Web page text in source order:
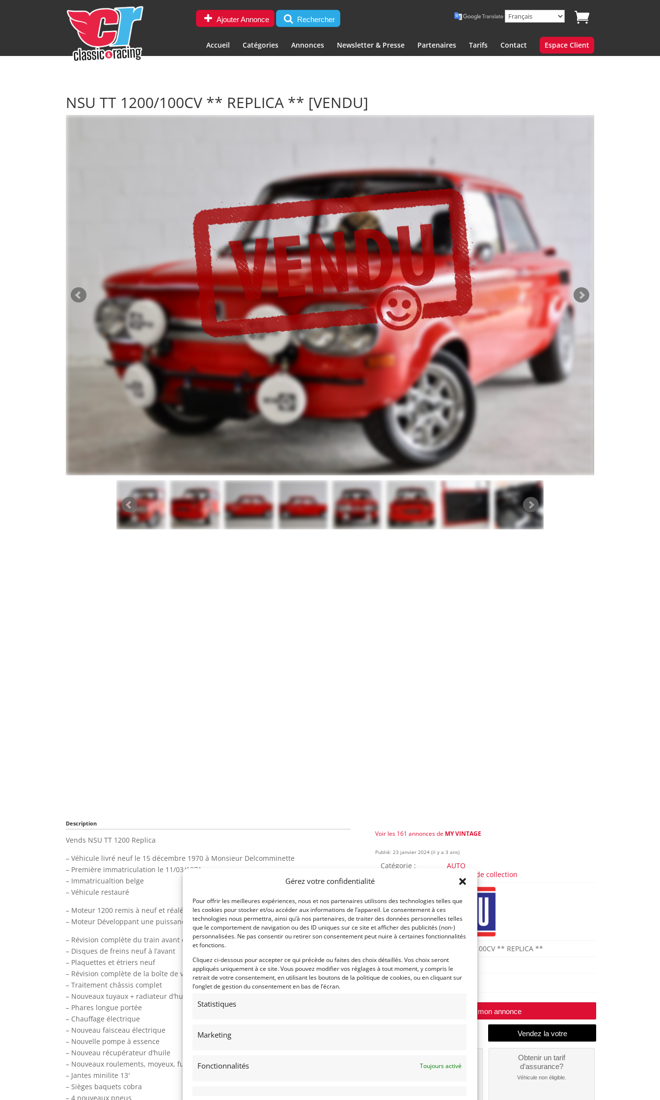
Gérez votre confidentialité
Pour offrir les meilleures expériences, nous et nos partenaires utilisons des technologies telles que
les cookies pour stocker et/ou accéder aux informations de l’appareil. Le consentement à ces
technologies nous permettra, ainsi qu’à nos partenaires, de traiter des données personnelles telles
que le comportement de navigation ou des ID uniques sur ce site et afficher des publicités (non-)
personnalisées. Ne pas consentir ou retirer son consentement peut nuire à certaines fonctionnalités
et fonctions.
Cliquez ci-dessous pour accepter ce qui précède ou faites des choix détaillés. Vos choix seront
appliqués uniquement à ce site. Vous pouvez modifier vos réglages à tout moment, y compris le
retrait de votre consentement, en utilisant les boutons de la politique de cookies, ou en cliquant sur
l’onglet de gestion du consentement en bas de l’écran.
Statistiques
Marketing
Fonctionnalités Toujours activé
Ajouter Annonce Rechercher
Accueil Catégories Annonces Newsletter & Presse Partenaires Tarifs Contact Espace Client
NSU TT 1200/100CV ** REPLICA ** [VENDU]
Description
Vends NSU TT 1200 Replica
– Véhicule livré neuf le 15 décembre 1970 à Monsieur Delcomminette
– Première immatriculation le 11/03/1971
– Immatricualtion belge
– Véhicule restauré
– Moteur 1200 remis à neuf et réalésé en 1300 chez Wilmi motorsport
– Moteur Développant une puissance de +-100ch (encore en rodage)
– Révision complète du train avant et arrière
– Disques de freins neuf à l’avant
– Plaquettes et étriers neuf
– Révision complète de la boîte de vitesse
– Traitement châssis complet
– Nouveaux tuyaux + radiateur d’huile moteur à l’avant
– Phares longue portée
– Chauffage électrique
– Nouveau faisceau électrique
– Nouvelle pompe à essence
– Nouveau récupérateur d’huile
– Nouveaux roulements, moyeux, fusée, écrous de roues
– Jantes minilite 13′
– Sièges baquets cobra
– 4 nouveaux pneus
Voir les 161 annonces de MY VINTAGE
Publié: 23 janvier 2024 (il y a 3 ans)
Catégorie :
AUTO
Voitures de collection
TT 1200/100CV ** REPLICA **
Année :
1971
Lieu :
Huy
Modifier mon annonce
financement ?
Obtenir un tarif
d’assurance?
Véhicule non éligible.